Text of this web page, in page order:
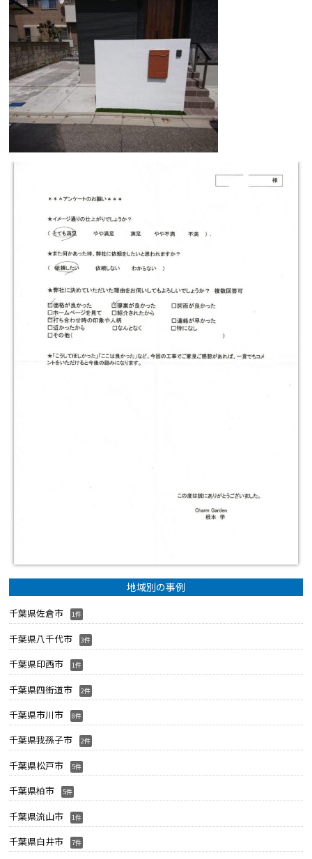
地域別の事例
千葉県佐倉市 1件
千葉県八千代市 3件
千葉県印西市 1件
千葉県四街道市 2件
千葉県市川市 8件
千葉県我孫子市 2件
千葉県松戸市 5件
千葉県柏市 5件
千葉県流山市 1件
千葉県白井市 7件